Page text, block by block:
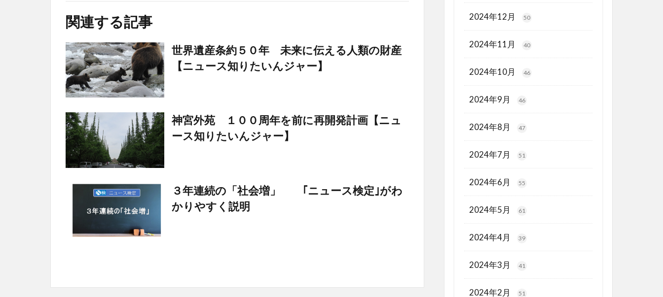
関連する記事
世界遺産条約５０年 未来に伝える人類の財産
【ニュース知りたいんジャー】
神宮外苑 １００周年を前に再開発計画【ニュ
ース知りたいんジャー】
３年連続の「社会増」 ｢ニュース検定｣がわ
かりやすく説明
2024年12月 50
2024年11月 40
2024年10月 46
2024年9月 46
2024年8月 47
2024年7月 51
2024年6月 55
2024年5月 61
2024年4月 39
2024年3月 41
2024年2月 51